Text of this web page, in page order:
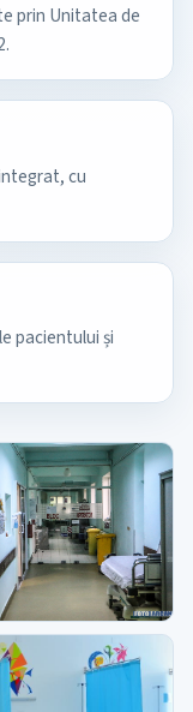
prin Unitatea de
cu
pacientului și